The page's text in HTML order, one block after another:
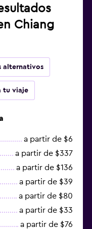
Chiang
alternativos
tu viaje
a partir de $6
a partir de $337
a partir de $136
a partir de $39
a partir de $80
a partir de $33
a partir de $76